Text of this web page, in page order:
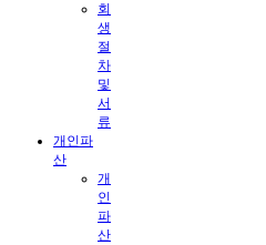
회
생
절
차
및
서
류
개인파
산
개
인
파
산